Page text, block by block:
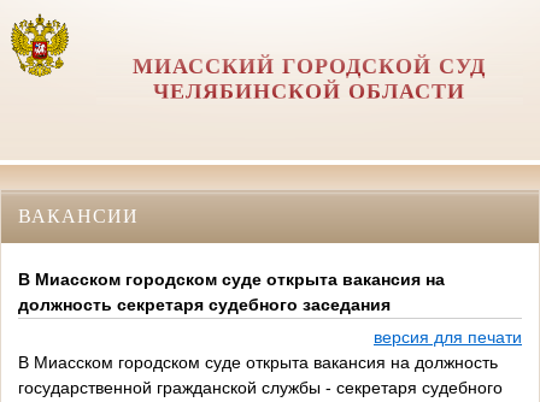
МИАССКИЙ ГОРОДСКОЙ СУД
ЧЕЛЯБИНСКОЙ ОБЛАСТИ
ВАКАНСИИ
В Миасском городском суде открыта вакансия на
должность секретаря судебного заседания
версия для печати
В Миасском городском суде открыта вакансия на должность
государственной гражданской службы - секретаря судебного